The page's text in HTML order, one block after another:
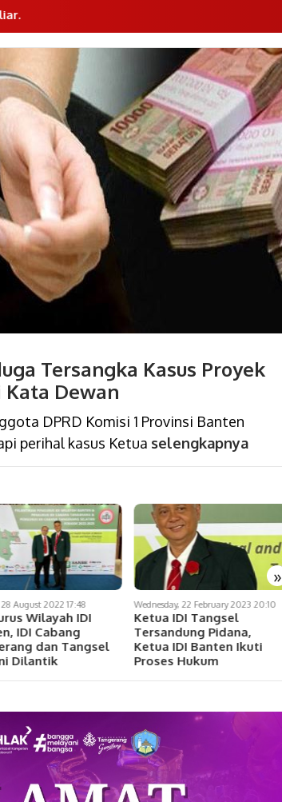
Tersangka Kasus Proyek
Kata Dewan
DPRD Komisi 1 Provinsi Banten
perihal kasus Ketua selengkapnya
»
August 2022 17:48
Wilayah IDI
IDI Cabang
dan Tangsel
Dilantik
Wednesday, 22 February 2023 20:10
Ketua IDI Tangsel
Tersandung Pidana,
Ketua IDI Banten Ikuti
Proses Hukum